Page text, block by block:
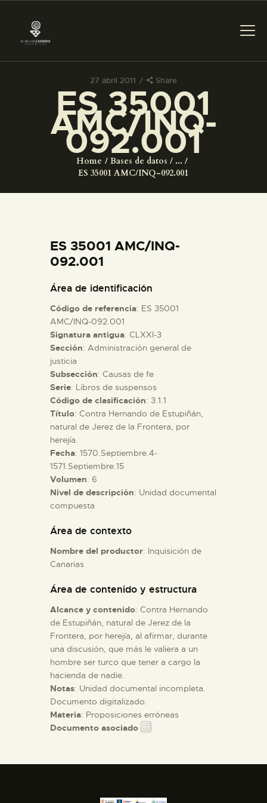
27 abril 2011 Share
ES 35001
AMC/INQ-
092.001
Home Bases de datos
...
ES 35001 AMC/INQ-092.001
PREPARAR LA VISITA
ACTIVIDADES
COLECCIONES
ESPAÑOL
PREPARAR LA VISITA
ACTIVIDADES
█
EL MUSEO
COLECCIONES
DIDÁCTICA
ESPAÑOL
ES 35001 AMC/INQ-
092.001
Área de identificación
Código de referencia: ES 35001
AMC/INQ-092.001
Signatura antigua: CLXXI-3
Sección: Administración general de
justicia
Subsección: Causas de fe
Serie: Libros de suspensos
Código de clasificación: 3.1.1
Título: Contra Hernando de Estupiñán,
natural de Jerez de la Frontera, por
herejía.
Fecha: 1570.Septiembre.4-
1571.Septiembre.15
Volumen: 6
Nivel de descripción: Unidad documental
compuesta
Área de contexto
Nombre del productor: Inquisición de
Canarias
Área de contenido y estructura
Alcance y contenido: Contra Hernando
de Estupiñán, natural de Jerez de la
Frontera, por herejía, al afirmar, durante
una discusión, que más le valiera a un
hombre ser turco que tener a cargo la
hacienda de nadie.
Notas: Unidad documental incompleta.
Documento digitalizado.
Materia: Proposiciones erróneas
Documento asociado